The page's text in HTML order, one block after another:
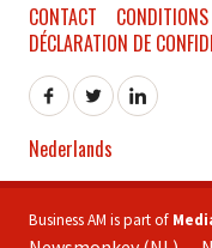
CONTACT
DÉCLARATION DE
Nederlands
Business AM is part of